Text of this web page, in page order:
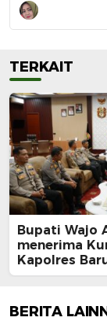
TERKAIT
Bupati Wajo
menerima
Kapolres
Douglas
Sinergi
BERITA